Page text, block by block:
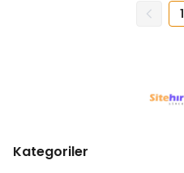
1
Kategoriler